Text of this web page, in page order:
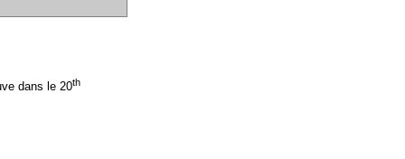
dans le 20th